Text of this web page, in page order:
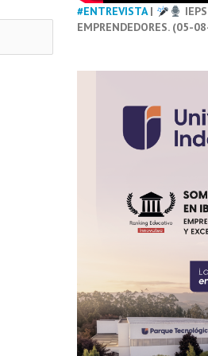
#ENTREVISTA|
EMPRENDEDORES. (05-